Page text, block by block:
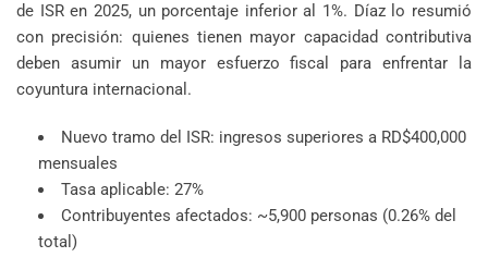
de ISR en 2025, un porcentaje inferior al 1%. Díaz lo resumió
con precisión: quienes tienen mayor capacidad contributiva
deben asumir un mayor esfuerzo fiscal para enfrentar la
coyuntura internacional.
Nuevo tramo del ISR: ingresos superiores a RD$400,000
mensuales
Tasa aplicable: 27%
Contribuyentes afectados: ~5,900 personas (0.26% del
total)